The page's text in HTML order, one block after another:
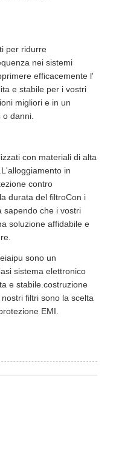
per ridurre
nei sistemi
efficacemente l'
e stabile per i vostri
migliori e in un
danni.
con materiali di alta
in
contro
durata del filtroCon i
sapendo che i vostri
soluzione affidabile e
sono un
sistema elettronico
e stabile.costruzione
filtri sono la scelta
EMI.